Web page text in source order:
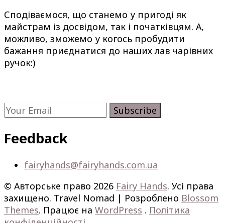
Сподіваємося, що станемо у пригоді як
майстрам із досвідом, так і початківцям. А,
можливо, зможемо у когось пробудити
бажання приєднатися до наших лав чарівних
ручок:)
Feedback
fairyhands@fairyhands.com.ua
© Авторське право 2026 Fairy Hands. Усі права
захищено. Travel Nomad | Розроблено Blossom
Themes. Працює на WordPress . Політика